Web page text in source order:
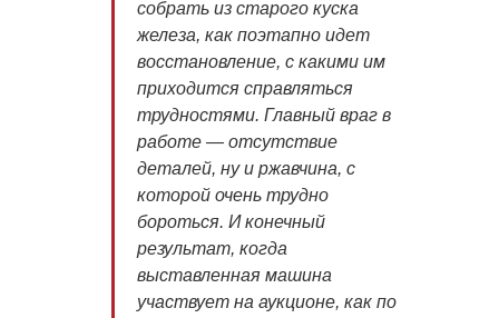
собрать из старого куска
железа, как поэтапно идет
восстановление, с какими им
приходится справляться
трудностями. Главный враг в
работе — отсутствие
деталей, ну и ржавчина, с
которой очень трудно
бороться. И конечный
результат, когда
выставленная машина
участвует на аукционе, как по